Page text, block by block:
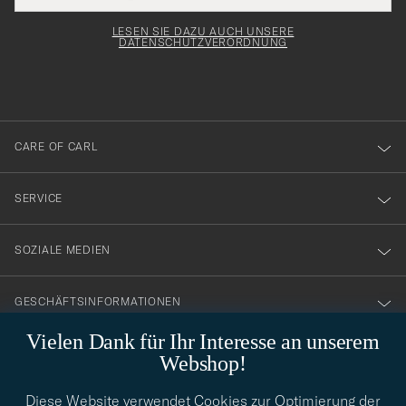
Vielen Dank für Ihr Interesse an unserem
Webshop!
Diese Website verwendet Cookies zur Optimierung der
Adresse
för
dig
till
vårt
nyhetsbrev!
LESEN SIE DAZU AUCH UNSERE
DATENSCHUTZVERORDNUNG
CARE OF CARL
SERVICE
SOZIALE MEDIEN
GESCHÄFTSINFORMATIONEN